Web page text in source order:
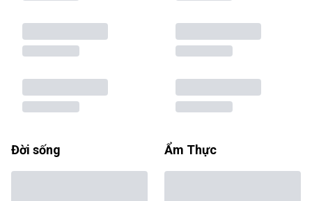
Đời sống Ẩm Thực